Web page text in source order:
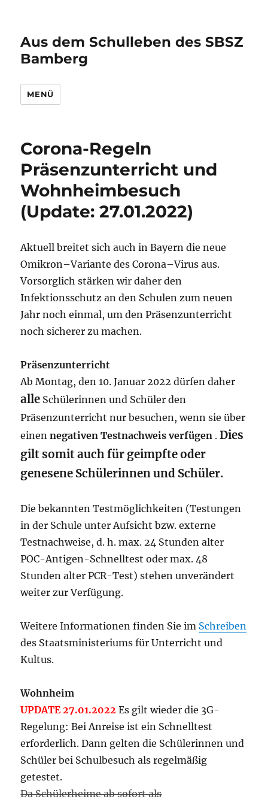
Aus dem Schulleben des SBSZ
Bamberg
MENÜ
Corona-Regeln
Präsenzunterricht und
Wohnheimbesuch
(Update: 27.01.2022)
Aktuell breitet sich auch in Bayern die neue
Omikron–Variante des Corona–Virus aus.
Vorsorglich stärken wir daher den
Infektionsschutz an den Schulen zum neuen
Jahr noch einmal, um den Präsenzunterricht
noch sicherer zu machen.
Präsenzunterricht
Ab Montag, den 10. Januar 2022 dürfen daher
alle Schülerinnen und Schüler den
Präsenzunterricht nur besuchen, wenn sie über
einennegativen Testnachweis verfügen . Dies
gilt somitauch für geimpfte oder
genesene Schülerinnen und Schüler.
Die bekannten Testmöglichkeiten (Testungen
in der Schule unter Aufsicht bzw. externe
Testnachweise, d. h.max. 24 Stunden alter
POC-Antigen-Schnelltest oder max. 48
Stunden alter PCR-Test) stehen unverändert
weiter zur Verfügung.
Weitere Informationen finden Sie im Schreiben
des Staatsministeriums für Unterricht und
Kultus.
Wohnheim
UPDATE 27.01.2022Es gilt wieder die 3G-
Regelung: Bei Anreise ist ein Schnelltest
erforderlich. Dann gelten die Schülerinnen und
Schüler bei Schulbesuch als regelmäßig
getestet.
Da Schülerheime ab sofort als